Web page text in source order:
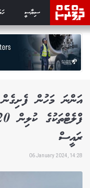
ސިޔާސީ
އަންނަ މަހުން
ރައީސް
06 January 2024, 14:28